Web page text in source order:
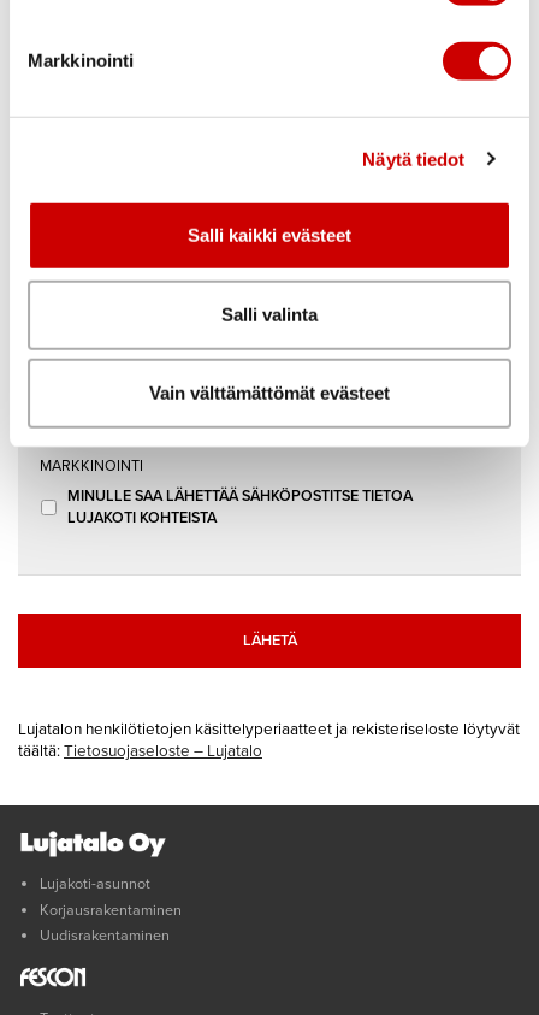
Markkinointi
Näytä tiedot
Salli kaikki evästeet
Salli valinta
Vain välttämättömät evästeet
SÄHKÖPOSTI
LISÄTIETOJA/ESITTEEN TOIMITUSOSOITE
MARKKINOINTI
MINULLE SAA LÄHETTÄÄ SÄHKÖPOSTITSE TIETOA
LUJAKOTI KOHTEISTA
Lujatalon henkilötietojen käsittelyperiaatteet ja rekisteriseloste löytyvät
täältä:Tietosuojaseloste – Lujatalo
Lujakoti-asunnot
Korjausrakentaminen
Uudisrakentaminen